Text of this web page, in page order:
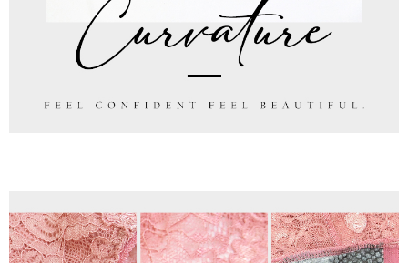
transaksi Gogo, selepas pengesahan nombor telefon, pilih bilangan
ansuran yang diingini, tarikh akhir pembayaran, dan setelah
mengesahkan pembayaran, transaksi akan selesai.
3. Jumlah kelulusan sebenar, bilangan ansuran dan jumlah bayaran
adalah berdasarkan halaman pengesahan transaksi seterusnya.
untuk mengesahkan transaksi atau jika tidak lulus semakan, pesanan
1. Pembayaran ansuran tidak digabungkan dalam bil telekomunikasi,
"Pembayaran Ansuran Gogo" akan menghantar SMS peringatan
pembayaran selepas tarikh penyelesaian bulanan.